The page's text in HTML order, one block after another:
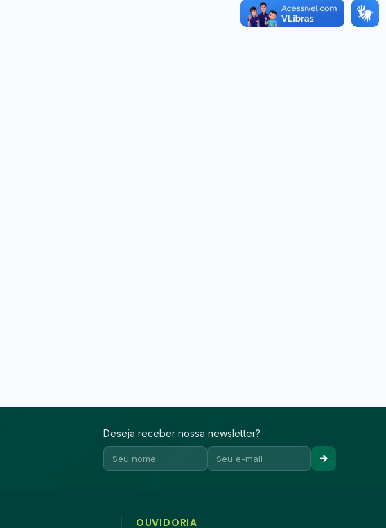
Deseja receber nossa newsletter?
OUVIDORIA